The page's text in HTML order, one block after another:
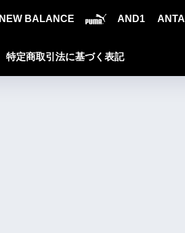
NEW BALANCE AND1 ANTA
特定商取引法に基づく表記